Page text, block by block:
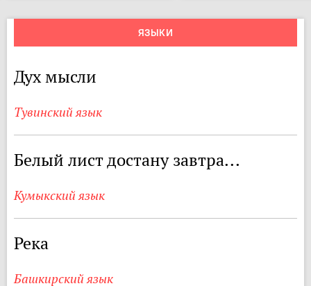
ЯЗЫКИ
Дух мысли
Тувинский язык
Белый лист достану завтра...
Кумыкский язык
Река
Башкирский язык